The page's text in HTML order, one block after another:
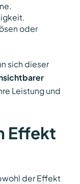
oder
sich dieser
Leistung und
Effekt
der Effekt